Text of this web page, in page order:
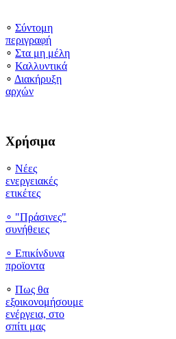
∘ Σύντομη
περιγραφή
∘ Στα μη μέλη
∘ Καλλυντικά
∘ Διακήρυξη
αρχών
Χρήσιμα
∘ Νέες
ενεργειακές
ετικέτες
∘ "Πράσινες"
συνήθειες
∘ Επικίνδυνα
προϊοντα
∘ Πως θα
εξοικονομήσουμε
ενέργεια, στο
σπίτι μας